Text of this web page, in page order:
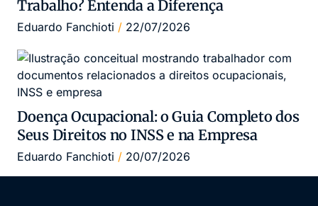
Trabalho? Entenda a Diferença
Eduardo Fanchioti 22/07/2026
Doença Ocupacional: o Guia Completo dos
Seus Direitos no INSS e na Empresa
Eduardo Fanchioti 20/07/2026